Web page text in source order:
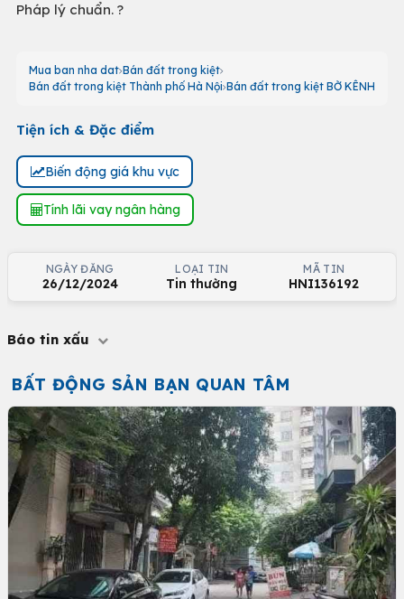
Pháp lý chuẩn. ?
Mua ban nha dat Bán đất trong kiệt
Bán đất trong kiệt Thành phố Hà Nội Bán đất trong kiệt BỜ KÊNH
Tiện ích & Đặc điểm
Biến động giá khu vực
Tính lãi vay ngân hàng
NGÀY ĐĂNG
26/12/2024
LOẠI TIN
Tin thường
MÃ TIN
HNI136192
Báo tin xấu
BẤT ĐỘNG SẢN BẠN QUAN TÂM